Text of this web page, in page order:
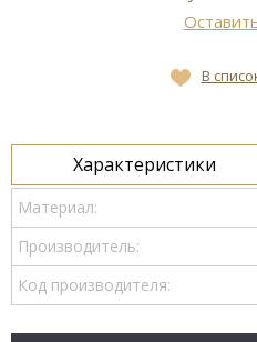
В
Характеристики
Материал:
Производитель:
Код производителя: